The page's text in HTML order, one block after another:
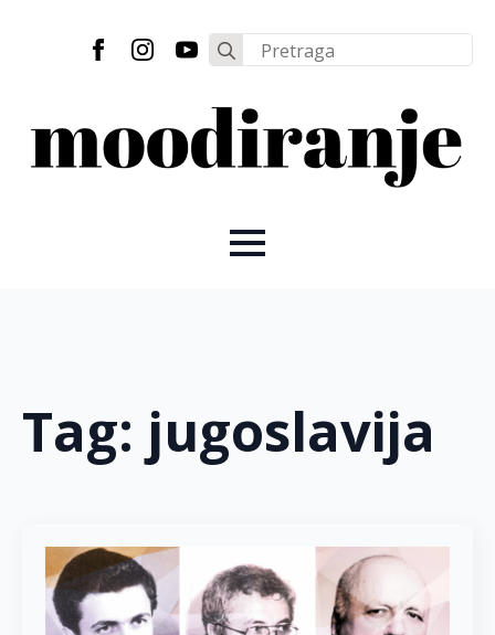
Search
for:
Tag: jugoslavija